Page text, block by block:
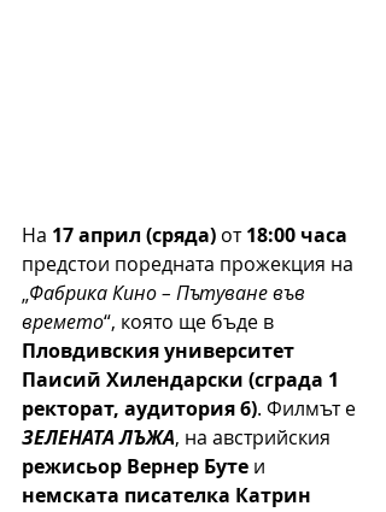
На 17 април (сряда) от 18:00 часа
предстои поредната прожекция на
„Фабрика Кино – Пътуване във
времето“, която ще бъде в
Пловдивския университет
Паисий Хилендарски (сграда 1
ректорат, аудитория 6). Филмът е
ЗЕЛЕНАТА ЛЪЖА, на австрийския
режисьор Вернер Буте и
немската писателка Катрин